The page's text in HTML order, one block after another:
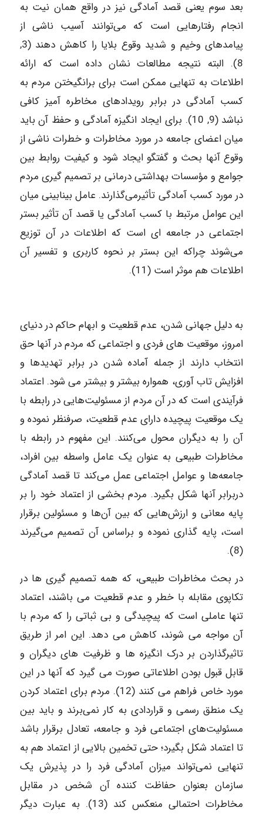
بعد سوم یعنی قصد آمادگی نیز در واقع همان نیت به
انجام رفتارهایی است که می‌توانند آسیب ناشی از
پیامدهای وخیم و شدید وقوع بلایا را کاهش دهند (3,
8). البته نتیجه مطالعات نشان داده است که ارائه
اطلاعات به تنهایی ممکن است برای برانگیختن مردم به
کسب آمادگی در برابر رویدادهای مخاطره آمیز کافی
نباشد (9, 10). برای ایجاد انگیزه آمادگی و حفظ آن باید
میان اعضای جامعه در مورد مخاطرات و خطرات ناشی از
وقوع آنها بحث و گفتگو ایجاد شود و کیفیت روابط بین
جوامع و مؤسسات بهداشتی درمانی بر تصمیم گیری مردم
در مورد کسب آمادگی تأثیرمی‌گذارند. عامل بینابینی میان
این عوامل مرتبط با کسب آمادگی یا قصد آن تأثیر بستر
اجتماعی در جامعه ای است که اطلاعات در آن توزیع
می‌شوند چراکه این بستر بر نحوه کاربری و تفسیر آن
اطلاعات هم موثر است (11).
به دلیل جهانی شدن، عدم قطعیت و ابهام حاکم در دنیای
امروز، موقعیت های فردی و اجتماعی که مردم در آنها حق
انتخاب دارند از جمله آماده شدن در برابر تهدیدها و
افزایش تاب آوری، همواره بیشتر و بیشتر می شود. اعتماد
فرآیندی است که در آن مردم از مسئولیت‌هایی در رابطه با
یک موقعیت پیچیده دارای عدم قطعیت، صرفنظر نموده و
آن را به دیگران محول می‌کنند. این مفهوم در رابطه با
مخاطرات طبیعی به ‌عنوان یک عامل واسطه بین افراد،
جامعه‌ها و عوامل اجتماعی عمل می‌کند تا قصد آمادگی
دربرابر آنها شکل بگیرد. مردم بخشی از اعتماد خود را بر
پایه معانی و ارزش‌هایی که بین آن‌ها و مسئولین برقرار
است، پایه گذاری نموده و براساس آن تصمیم می‌گیرند
(8).
در بحث مخاطرات طبیعی، که همه تصمیم گیری ها در
تکاپوی مقابله با خطر و عدم قطعیت می باشند، اعتماد
تنها عاملی است که پیچیدگی و بی ثباتی را که مردم با
آن مواجه می شوند، کاهش می دهد. این امر از طریق
تاثیرگذاردن بر درک انگیزه ها و ظرفیت های دیگران و
قابل قبول بودن اطلاعاتی صورت می گیرد که آنها در این
مورد خاص فراهم می کنند (12). مردم برای اعتماد کردن
یک منطق رسمی و قراردادی به کار نمی‌برند و باید بین
مسئولیت‌های اجتماعی فرد و جامعه، تعادل برقرار باشد
تا اعتماد شکل بگیرد؛ حتی تخمین بالایی از اعتماد هم به
تنهایی نمی‌تواند میزان آمادگی فرد را در پذیرش یک
سازمان بعنوان حفاظت کننده آن شخص در مقابل
مخاطرات احتمالی منعکس کند (13). به عبارت دیگر